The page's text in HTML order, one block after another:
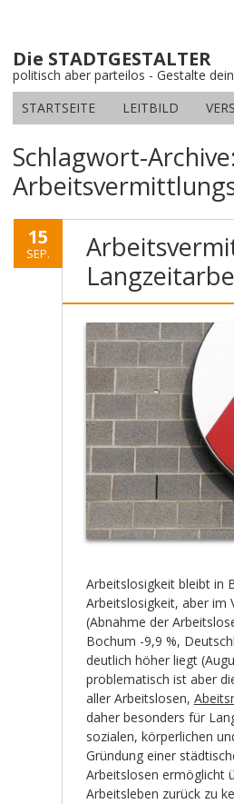
Die STADTGESTALTER
politisch aber parteilos - Gestalte
STARTSEITE
LEITBILD
Schlagwort-Archive:
15
SEP.
Arbeitslosigkeit bleibt in
Arbeitslosigkeit, aber im
(Abnahme der
Bochum -9,9 %,
deutlich höher liegt
problematisch ist aber
aller Arbeitslosen,
daher besonders für
sozialen, körperlichen
Gründung einer
Arbeitslosen ermöglicht
Arbeitsleben zurück zu